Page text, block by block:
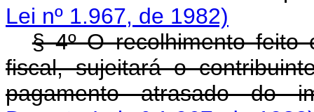
Lei nº 1.967, de 1982)
§ 4º O recolhimento feito
fiscal, sujeitará o
pagamento atrasado do